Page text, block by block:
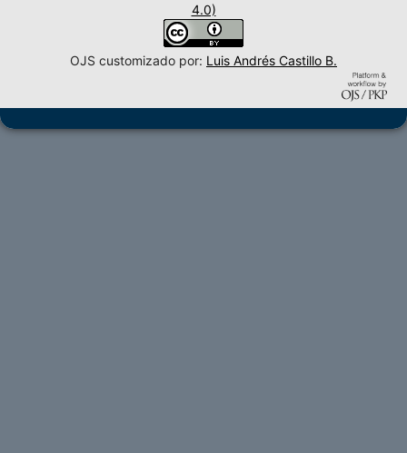
4.0)
OJS customizado por: Luis Andrés Castillo B.